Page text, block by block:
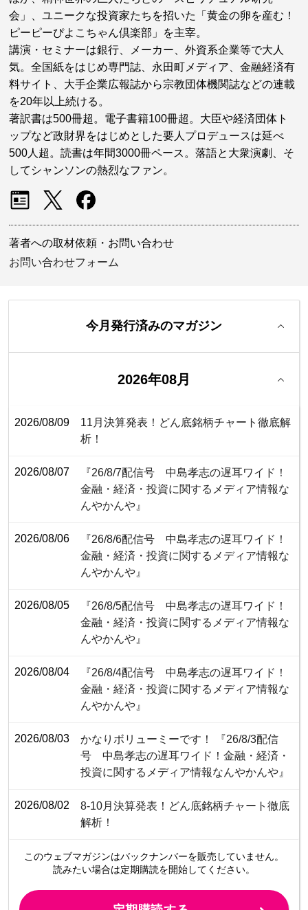
会」、ユニークな投資家たちを招いた「黄金の卵を産む！
ピーピーぴよこちゃん倶楽部」を主宰。
講演・セミナーは銀行、メーカー、外資系企業等で大人
気。全国紙をはじめ専門誌、永田町メディア、金融経済有
料サイト、大手企業広報誌から宗教団体機関誌などの連載
を20年以上続ける。
著訳書は500冊超。電子書籍100冊超。大臣や経済団体ト
ップなど政財界をはじめとした要人プロデュースは延べ
500人超。読書は年間3000冊ペース。落語と大衆演劇、そ
してシャンソンの熱烈なファン。
著者への取材依頼・お問い合わせ
お問い合わせフォーム
今月発行済みのマガジン
2026年08月
2026/08/09
11月決算発表！どん底銘柄チャート徹底解
析！
2026/08/07
『26/8/7配信号 中島孝志の遅耳ワイド！
金融・経済・投資に関するメディア情報な
んやかんや』
2026/08/06
『26/8/6配信号 中島孝志の遅耳ワイド！
金融・経済・投資に関するメディア情報な
んやかんや』
2026/08/05
『26/8/5配信号 中島孝志の遅耳ワイド！
金融・経済・投資に関するメディア情報な
んやかんや』
2026/08/04
『26/8/4配信号 中島孝志の遅耳ワイド！
金融・経済・投資に関するメディア情報な
んやかんや』
2026/08/03
かなりボリューミーです！ 『26/8/3配信
号 中島孝志の遅耳ワイド！金融・経済・
投資に関するメディア情報なんやかんや』
2026/08/02
8-10月決算発表！どん底銘柄チャート徹底
解析！
このウェブマガジンはバックナンバーを販売していません。
読みたい場合は定期購読を開始してください。